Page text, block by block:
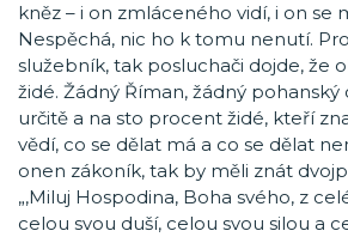
kněz – i on zmláceného vidí, i on se
Nespěchá, nic ho k tomu nenutí.
služebník, tak posluchači dojde, že
židé. Žádný Říman, žádný
určitě a na sto procent židé, kteří
vědí, co se dělat má a co se dělat
onen zákoník, tak by měli znát
„‚Miluj Hospodina, Boha svého, z
celou svou duší, celou svou silou a